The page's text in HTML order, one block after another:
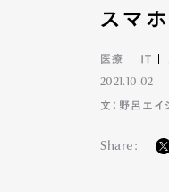
スマ
医療 IT
2021.10.02
文：野呂エイ
Share: